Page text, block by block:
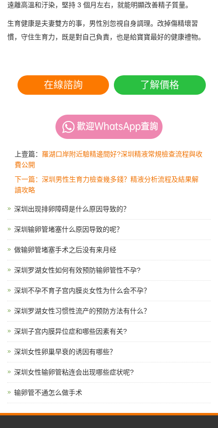
遠離高溫和汙染，堅持 3 個月左右，就能明顯改善精子質量。
生育健康是夫妻雙方的事，男性別忽視自身調理。改掉傷精壞習
慣，守住生育力，既是對自己負責，也是給寶寶最好的健康禮物。
在線諮詢 了解價格
上壹篇： 羅湖口岸附近驗精邊間好?深圳精液常規檢查流程與收
費公開
下一篇：深圳男性生育力檢查幾多錢？精液分析流程及結果解
讀攻略
深圳出现排卵障碍是什么原因导致的？
深圳输卵管堵塞什么原因导致的呢？
做输卵管堵塞手术之后没有来月经
深圳罗湖女性如何有效预防输卵管性不孕?
深圳不孕不育子宫内膜炎女性为什么会不孕？
深圳罗湖女性习惯性流产的预防方法有什么？
深圳子宫内膜异位症和哪些因素有关?
深圳女性卵巢早衰的诱因有哪些？
深圳女性输卵管粘连会出现哪些症状呢?
输卵管不通怎么做手术